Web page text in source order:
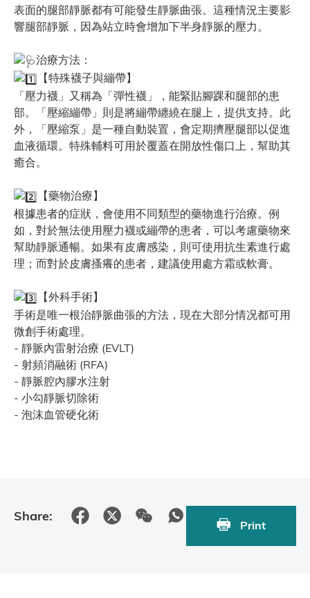
表面的腿部靜脈都有可能發生靜脈曲張。這種情況主要影
響腿部靜脈，因為站立時會增加下半身靜脈的壓力。
治療方法：
【特殊襪子與繃帶】
「壓力襪」又稱為「彈性襪」，能緊貼腳踝和腿部的患
部。「壓縮繃帶」則是將繃帶纏繞在腿上，提供支持。此
外，「壓縮泵」是一種自動裝置，會定期擠壓腿部以促進
血液循環。特殊輔料可用於覆蓋在開放性傷口上，幫助其
癒合。
【藥物治療】
根據患者的症狀，會使用不同類型的藥物進行治療。例
如，對於無法使用壓力襪或繃帶的患者，可以考慮藥物來
幫助靜脈通暢。如果有皮膚感染，則可使用抗生素進行處
理；而對於皮膚搔癢的患者，建議使用處方霜或軟膏。
【外科手術】
手術是唯一根治靜脈曲張的方法，現在大部分情况都可用
微創手術處理。
- 靜脈內雷射治療 (EVLT)
- 射頻消融術 (RFA)
- 靜脈腔內膠水注射
- 小勾靜脈切除術
- 泡沫血管硬化術
Share:
Print